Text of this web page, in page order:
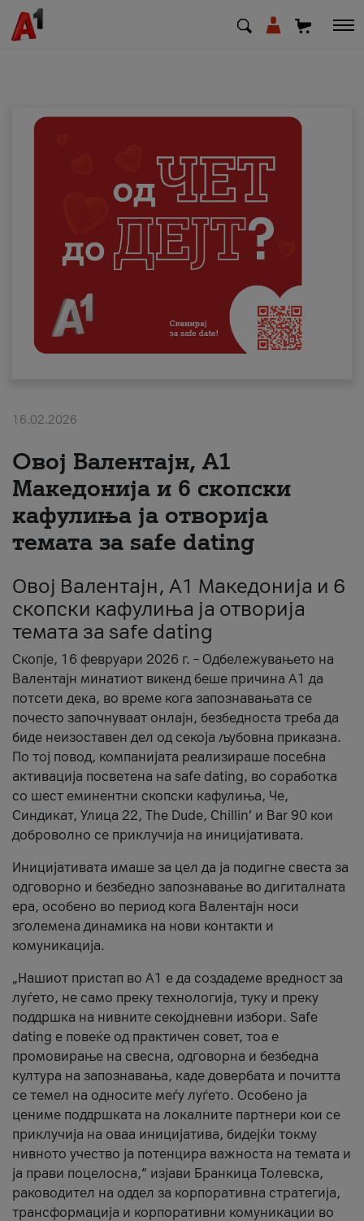
Деловни
Поддршка
Надополни кредит
Плати сметка
#ПодобарОнлајн
16.02.2026
Овој Валентајн, A1
Македонија и 6 скопски
кафулиња ја отворија
темата за safe dating
Овој Валентајн, A1 Македонија и 6
скопски кафулиња ја отворија
темата за safe dating
Скопје, 16 февруари 2026 г. – Одбележувањето на
Валентајн минатиот викенд беше причина А1 да
потсети дека, во време кога запознавањата се
почесто започнуваат онлајн, безбедноста треба да
биде неизоставен дел од секоја љубовна приказна.
По тој повод, компанијата реализираше посебна
активација посветена на safe dating, во соработка
со шест еминентни скопски кафулиња, Че,
Синдикат, Улица 22, The Dude, Chillin’ и Bar 90 кои
доброволно се приклучија на иницијативата.
Иницијативата имаше за цел да ја подигне свеста за
одговорно и безбедно запознавање во дигиталната
ера, особено во период кога Валентајн носи
зголемена динамика на нови контакти и
комуникација.
„Нашиот пристап во А1 е да создадеме вредност за
луѓето, не само преку технологија, туку и преку
поддршка на нивните секојдневни избори. Safe
dating е повеќе од практичен совет, тоа е
промовирање на свесна, одговорна и безбедна
култура на запознавања, каде довербата и почитта
се темел на односите меѓу луѓето. Особено ја
цениме поддршката на локалните партнери кои се
приклучија на оваа иницијатива, бидејќи токму
нивното учество ја потенцира важноста на темата и
ја прави поцелосна,“ изјави Бранкица Толевска,
раководител на оддел за корпоративна стратегија,
трансформација и корпоративни комуникации во